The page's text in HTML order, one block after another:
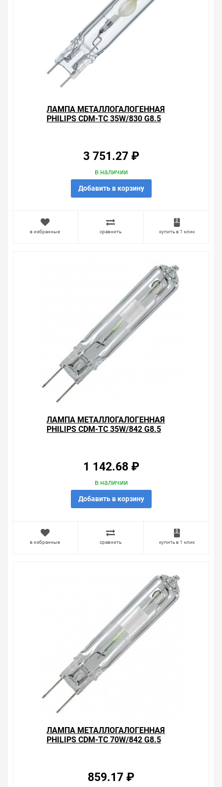
Свяжитесь с нами любым способом, который для вас
наиболее удобен. С удовольствием ответим на все
ЛАМПА МЕТАЛЛОГАЛОГЕННАЯ
PHILIPS CDM-TC 35W/830 G8.5
3 751.27 ₽
в наличии
Добавить в корзину
в избранные сравнить купить в 1 клик
ЛАМПА МЕТАЛЛОГАЛОГЕННАЯ
PHILIPS CDM-TC 35W/842 G8.5
1 142.68 ₽
в наличии
Добавить в корзину
в избранные сравнить купить в 1 клик
ЛАМПА МЕТАЛЛОГАЛОГЕННАЯ
PHILIPS CDM-TC 70W/842 G8.5
859.17 ₽